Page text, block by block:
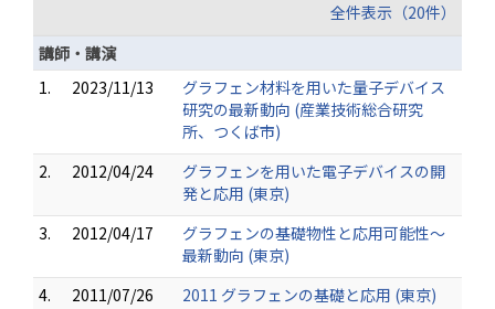
全件表示（20件）
講師・講演
1.
2023/11/13
グラフェン材料を用いた量子デバイス
研究の最新動向 (産業技術総合研究
所、つくば市)
2.
2012/04/24
グラフェンを用いた電子デバイスの開
発と応用 (東京)
3.
2012/04/17
グラフェンの基礎物性と応用可能性～
最新動向 (東京)
4.
2011/07/26
2011 グラフェンの基礎と応用 (東京)